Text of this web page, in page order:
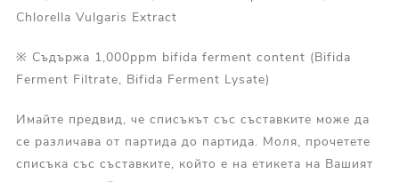
Chlorella Vulgaris Extract
※ Съдържа 1,000ppm bifida ferment content (Bifida
Ferment Filtrate, Bifida Ferment Lysate)
Имайте предвид, че списъкът със съставките може да
се различава от партида до партида. Моля, прочетете
списъка със съставките, който е на етикета на Вашият